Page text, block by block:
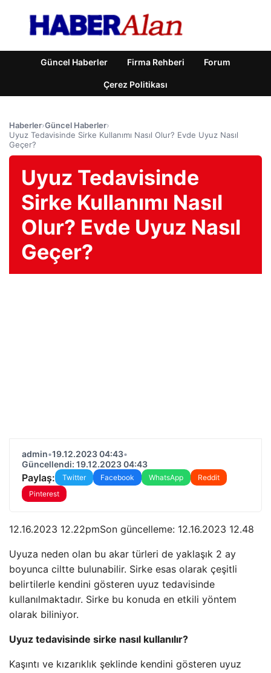
Güncel Haberler Firma Rehberi Forum
Çerez Politikası
Haberler›Güncel Haberler›
Uyuz Tedavisinde Sirke Kullanımı Nasıl Olur? Evde Uyuz Nasıl
Geçer?
Uyuz Tedavisinde
Sirke Kullanımı Nasıl
Olur? Evde Uyuz Nasıl
Geçer?
admin•19.12.2023 04:43•
Güncellendi: 19.12.2023 04:43
Paylaş: Twitter Facebook WhatsApp
Reddit
Pinterest
12.16.2023 12.22pmSon güncelleme: 12.16.2023 12.48
Uyuza neden olan bu akar türleri de yaklaşık 2 ay
boyunca ciltte bulunabilir. Sirke esas olarak çeşitli
belirtilerle kendini gösteren uyuz tedavisinde
kullanılmaktadır. Sirke bu konuda en etkili yöntem
olarak biliniyor.
Uyuz tedavisinde sirke nasıl kullanılır?
Kaşıntı ve kızarıklık şeklinde kendini gösteren uyuz